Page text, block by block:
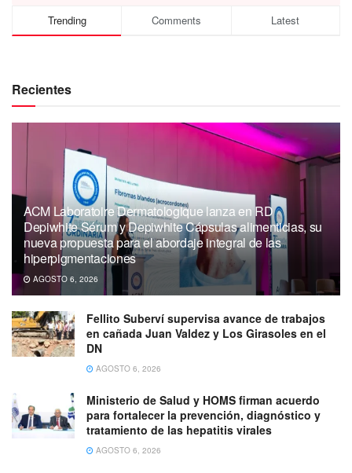
Trending Comments Latest
Recientes
ACM Laboratoire Dermatologique lanza en RD
Depiwhite Sérum y Depiwhite Cápsulas alimenticias, su
nueva propuesta para el abordaje integral de las
hiperpigmentaciones
AGOSTO 6, 2026
Fellito Suberví supervisa avance de trabajos
en cañada Juan Valdez y Los Girasoles en el
DN
AGOSTO 6, 2026
Ministerio de Salud y HOMS firman acuerdo
para fortalecer la prevención, diagnóstico y
tratamiento de las hepatitis virales
AGOSTO 6, 2026